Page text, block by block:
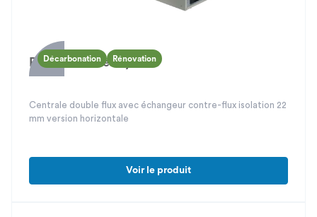
Décarbonation Rénovation
Power Box Ready
Centrale double flux avec échangeur contre-flux isolation 22
mm version horizontale
Voir le produit